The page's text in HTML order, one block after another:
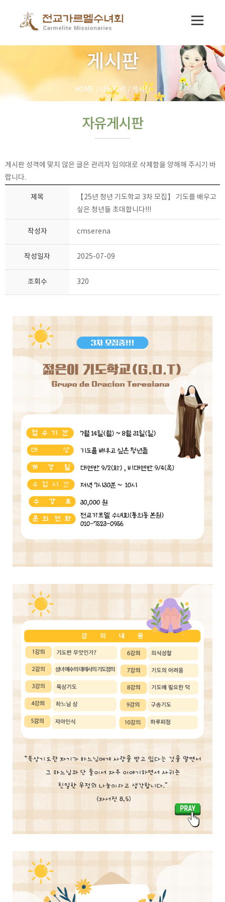
게시판
HOME / 나눔자리 / 게시판
자유게시판
게시판 성격에 맞지 않은 글은 관리자 임의대로 삭제함을 양해해 주시기 바
랍니다.
제목
【25년 청년 기도학교 3차 모집】 기도를 배우고
싶은 청년들 초대합니다!!!
작성자 cmserena
작성일자 2025-07-09
조회수 320